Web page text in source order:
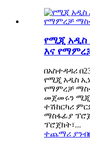
የሚጂ አዲስ
እና
በአስተዳዳሪ
የሚጂ አዲስ
የማምረቻ
መጀመሩን ሚጂ
ተሽከርካሪ
ማስፋፊያ
ፕሮጀክት፣...
ተጨማሪ